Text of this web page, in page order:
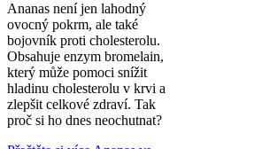
Ananas není jen lahodný
ovocný pokrm, ale také
bojovník proti cholesterolu.
Obsahuje enzym bromelain,
který může pomoci snížit
hladinu cholesterolu v krvi a
zlepšit celkové zdraví. Tak
proč si ho dnes neochutnat?